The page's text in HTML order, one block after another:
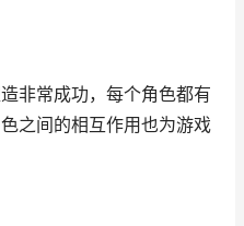
非常成功，每个角色都有
之间的相互作用也为游戏